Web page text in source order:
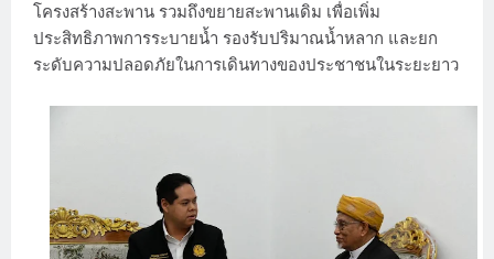
โครงสร้างสะพาน รวมถึงขยายสะพานเดิม เพื่อเพิ่ม
ประสิทธิภาพการระบายน้ำ รองรับปริมาณน้ำหลาก และยก
ระดับความปลอดภัยในการเดินทางของประชาชนในระยะยาว